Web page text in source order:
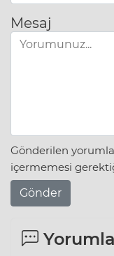
Mesaj
Gönderilen
içermemesi
Gönder